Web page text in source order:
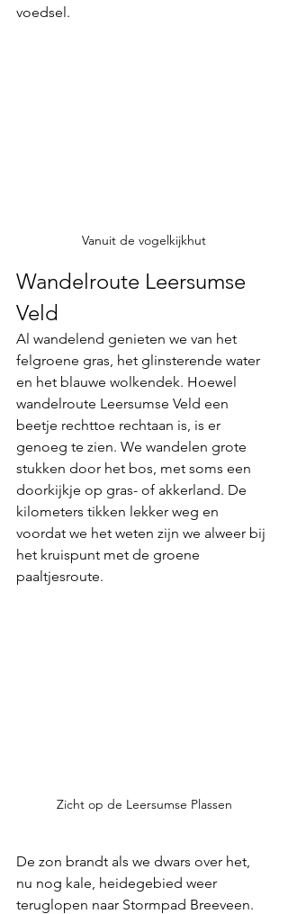
voedsel.
Vanuit de vogelkijkhut
Wandelroute Leersumse
Veld
Al wandelend genieten we van het
felgroene gras, het glinsterende water
en het blauwe wolkendek. Hoewel
wandelroute Leersumse Veld een
beetje rechttoe rechtaan is, is er
genoeg te zien. We wandelen grote
stukken door het bos, met soms een
doorkijkje op gras- of akkerland. De
kilometers tikken lekker weg en
voordat we het weten zijn we alweer bij
het kruispunt met de groene
paaltjesroute.
Zicht op de Leersumse Plassen
De zon brandt als we dwars over het,
nu nog kale, heidegebied weer
teruglopen naar Stormpad Breeveen.